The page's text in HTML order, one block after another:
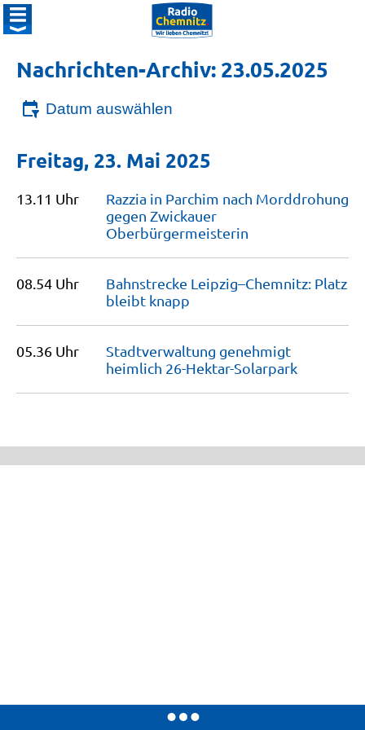
Nachrichten-Archiv: 23.05.2025
Datum auswählen
Freitag, 23. Mai 2025
13.11 Uhr
Razzia in Parchim nach Morddrohung
gegen Zwickauer
Oberbürgermeisterin
08.54 Uhr
Bahnstrecke Leipzig–Chemnitz: Platz
bleibt knapp
05.36 Uhr
Stadtverwaltung genehmigt
heimlich 26-Hektar-Solarpark